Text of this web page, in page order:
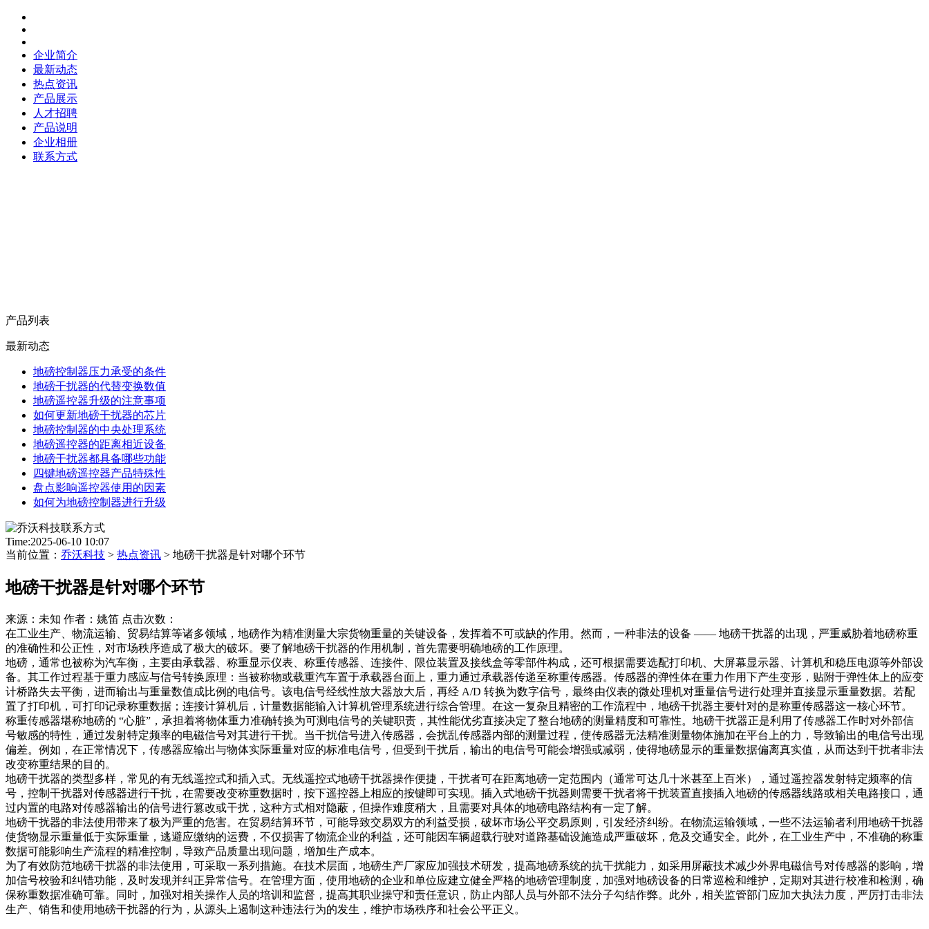
企业简介
最新动态
热点资讯
产品展示
人才招聘
产品说明
企业相册
联系方式
产品列表
最新动态
地磅控制器压力承受的条件
地磅干扰器的代替变换数值
地磅遥控器升级的注意事项
如何更新地磅干扰器的芯片
地磅控制器的中央处理系统
地磅遥控器的距离相近设备
地磅干扰器都具备哪些功能
四键地磅遥控器产品特殊性
盘点影响遥控器使用的因素
如何为地磅控制器进行升级
Time:2025-06-10 10:07
当前位置： 乔沃科技 > 热点资讯 > 地磅干扰器是针对哪个环节
地磅干扰器是针对哪个环节
来源：未知 作者：姚笛 点击次数：
在工业生产、物流运输、贸易结算等诸多领域，地磅作为精准测量大宗货物重量的关键设备，发挥着不可或缺的作用。然而，一种非法的设备 —— 地磅干扰器的出现，严重威胁着地磅称重
的准确性和公正性，对市场秩序造成了极大的破坏。要了解地磅干扰器的作用机制，首先需要明确地磅的工作原理。​
地磅，通常也被称为汽车衡，主要由承载器、称重显示仪表、称重传感器、连接件、限位装置及接线盒等零部件构成，还可根据需要选配打印机、大屏幕显示器、计算机和稳压电源等外部设
备。其工作过程基于重力感应与信号转换原理：当被称物或载重汽车置于承载器台面上，重力通过承载器传递至称重传感器。传感器的弹性体在重力作用下产生变形，贴附于弹性体上的应变
计桥路失去平衡，进而输出与重量数值成比例的电信号。该电信号经线性放大器放大后，再经 A/D 转换为数字信号，最终由仪表的微处理机对重量信号进行处理并直接显示重量数据。若配
置了打印机，可打印记录称重数据；连接计算机后，计量数据能输入计算机管理系统进行综合管理。在这一复杂且精密的工作流程中，地磅干扰器主要针对的是称重传感器这一核心环节。​
称重传感器堪称地磅的 “心脏”，承担着将物体重力准确转换为可测电信号的关键职责，其性能优劣直接决定了整台地磅的测量精度和可靠性。地磅干扰器正是利用了传感器工作时对外部信
号敏感的特性，通过发射特定频率的电磁信号对其进行干扰。当干扰信号进入传感器，会扰乱传感器内部的测量过程，使传感器无法精准测量物体施加在平台上的力，导致输出的电信号出现
偏差。例如，在正常情况下，传感器应输出与物体实际重量对应的标准电信号，但受到干扰后，输出的电信号可能会增强或减弱，使得地磅显示的重量数据偏离真实值，从而达到干扰者非法
改变称重结果的目的。​
地磅干扰器的类型多样，常见的有无线遥控式和插入式。无线遥控式地磅干扰器操作便捷，干扰者可在距离地磅一定范围内（通常可达几十米甚至上百米），通过遥控器发射特定频率的信
号，控制干扰器对传感器进行干扰，在需要改变称重数据时，按下遥控器上相应的按键即可实现。插入式地磅干扰器则需要干扰者将干扰装置直接插入地磅的传感器线路或相关电路接口，通
过内置的电路对传感器输出的信号进行篡改或干扰，这种方式相对隐蔽，但操作难度稍大，且需要对具体的地磅电路结构有一定了解。​
地磅干扰器的非法使用带来了极为严重的危害。在贸易结算环节，可能导致交易双方的利益受损，破坏市场公平交易原则，引发经济纠纷。在物流运输领域，一些不法运输者利用地磅干扰器
使货物显示重量低于实际重量，逃避应缴纳的运费，不仅损害了物流企业的利益，还可能因车辆超载行驶对道路基础设施造成严重破坏，危及交通安全。此外，在工业生产中，不准确的称重
数据可能影响生产流程的精准控制，导致产品质量出现问题，增加生产成本。​
为了有效防范地磅干扰器的非法使用，可采取一系列措施。在技术层面，地磅生产厂家应加强技术研发，提高地磅系统的抗干扰能力，如采用屏蔽技术减少外界电磁信号对传感器的影响，增
加信号校验和纠错功能，及时发现并纠正异常信号。在管理方面，使用地磅的企业和单位应建立健全严格的地磅管理制度，加强对地磅设备的日常巡检和维护，定期对其进行校准和检测，确
保称重数据准确可靠。同时，加强对相关操作人员的培训和监督，提高其职业操守和责任意识，防止内部人员与外部不法分子勾结作弊。此外，相关监管部门应加大执法力度，严厉打击非法
生产、销售和使用地磅干扰器的行为，从源头上遏制这种违法行为的发生，维护市场秩序和社会公平正义。